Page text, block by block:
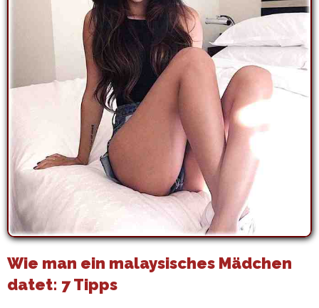
Wie man ein malaysisches Mädchen
datet: 7 Tipps